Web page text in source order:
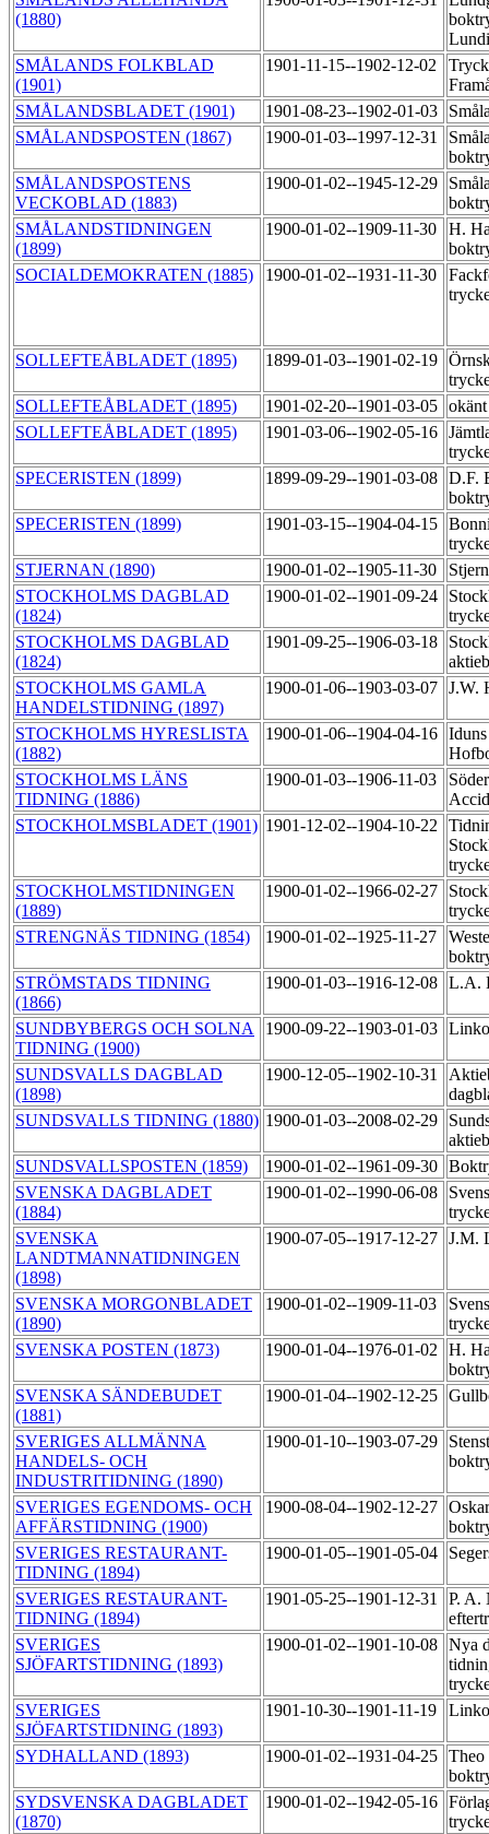
(1880)
SMÅLANDS FOLKBLAD
(1901)
1901-11-15--1902-12-02
SMÅLANDSBLADET (1901)
1901-08-23--1902-01-03
SMÅLANDSPOSTEN (1867)
1900-01-03--1997-12-31
SMÅLANDSPOSTENS
VECKOBLAD (1883)
1900-01-02--1945-12-29
SMÅLANDSTIDNINGEN
(1899)
1900-01-02--1909-11-30
H.
SOCIALDEMOKRATEN (1885)
1900-01-02--1931-11-30
SOLLEFTEÅBLADET (1895) 1899-01-03--1901-02-19
SOLLEFTEÅBLADET (1895)
1901-02-20--1901-03-05
SOLLEFTEÅBLADET (1895)
1901-03-06--1902-05-16
SPECERISTEN (1899)
1899-09-29--1901-03-08 D.F.
SPECERISTEN (1899)
1901-03-15--1904-04-15
STJERNAN (1890)
1900-01-02--1905-11-30
STOCKHOLMS DAGBLAD
(1824)
1900-01-02--1901-09-24
STOCKHOLMS DAGBLAD
(1824)
1901-09-25--1906-03-18
STOCKHOLMS GAMLA
HANDELSTIDNING (1897)
1900-01-06--1903-03-07 J.W.
STOCKHOLMS HYRESLISTA
(1882)
1900-01-06--1904-04-16
STOCKHOLMS LÄNS
TIDNING (1886)
1900-01-03--1906-11-03
STOCKHOLMSBLADET (1901) 1901-12-02--1904-10-22
STOCKHOLMSTIDNINGEN
(1889)
1900-01-02--1966-02-27
STRENGNÄS TIDNING (1854)
1900-01-02--1925-11-27
STRÖMSTADS TIDNING
(1866)
1900-01-03--1916-12-08 L.A.
SUNDBYBERGS OCH SOLNA
TIDNING (1900)
1900-09-22--1903-01-03
SUNDSVALLS DAGBLAD
(1898)
1900-12-05--1902-10-31
SUNDSVALLS TIDNING (1880) 1900-01-03--2008-02-29
SUNDSVALLSPOSTEN (1859)
1900-01-02--1961-09-30
SVENSKA DAGBLADET
(1884)
1900-01-02--1990-06-08
SVENSKA
LANDTMANNATIDNINGEN
(1898)
1900-07-05--1917-12-27 J.M.
SVENSKA MORGONBLADET
(1890)
1900-01-02--1909-11-03
SVENSKA POSTEN (1873)
1900-01-04--1976-01-02
H.
SVENSKA SÄNDEBUDET
(1881)
1900-01-04--1902-12-25
SVERIGES ALLMÄNNA
HANDELS- OCH
INDUSTRITIDNING (1890)
1900-01-10--1903-07-29
SVERIGES EGENDOMS- OCH
AFFÄRSTIDNING (1900)
1900-08-04--1902-12-27
SVERIGES RESTAURANT-
TIDNING (1894)
1900-01-05--1901-05-04
SVERIGES RESTAURANT-
TIDNING (1894)
1901-05-25--1901-12-31
P. A.
SVERIGES
SJÖFARTSTIDNING (1893)
1900-01-02--1901-10-08 Nya
SVERIGES
SJÖFARTSTIDNING (1893)
1901-10-30--1901-11-19
SYDHALLAND (1893) 1900-01-02--1931-04-25 Theo
SYDSVENSKA DAGBLADET
(1870)
1900-01-02--1942-05-16